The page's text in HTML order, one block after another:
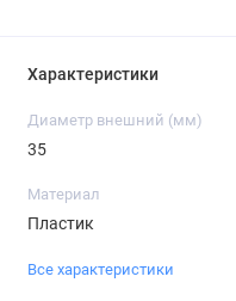
Характеристики
Диаметр внешний (мм)
35
Материал
Пластик
Все характеристики